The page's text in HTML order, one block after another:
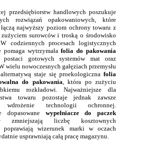
przedsiębiorstw handlowych poszukuje
rozwiązań opakowaniowych, które
najwyższy poziom ochrony towaru z
surowców i troską o środowisko
codziennych procesach logistycznych
pomaga wytrzymałafolia do pakowania
gotowych systemów mat oraz
wielu nowoczesnych gałęziach przemysłu
alternatywą staje się proekologiczna folia
do pakowania, która po zużyciu
rozkładowi. Najważniejsze dla
towaru pozostaje jednak zawsze
wdrożenie technologii ochronnej.
dopasowane wypełniacze do paczek
zmniejszają liczbę kosztownych
poprawiają wizerunek marki w oczach
usprawniają całą pracę magazynu.